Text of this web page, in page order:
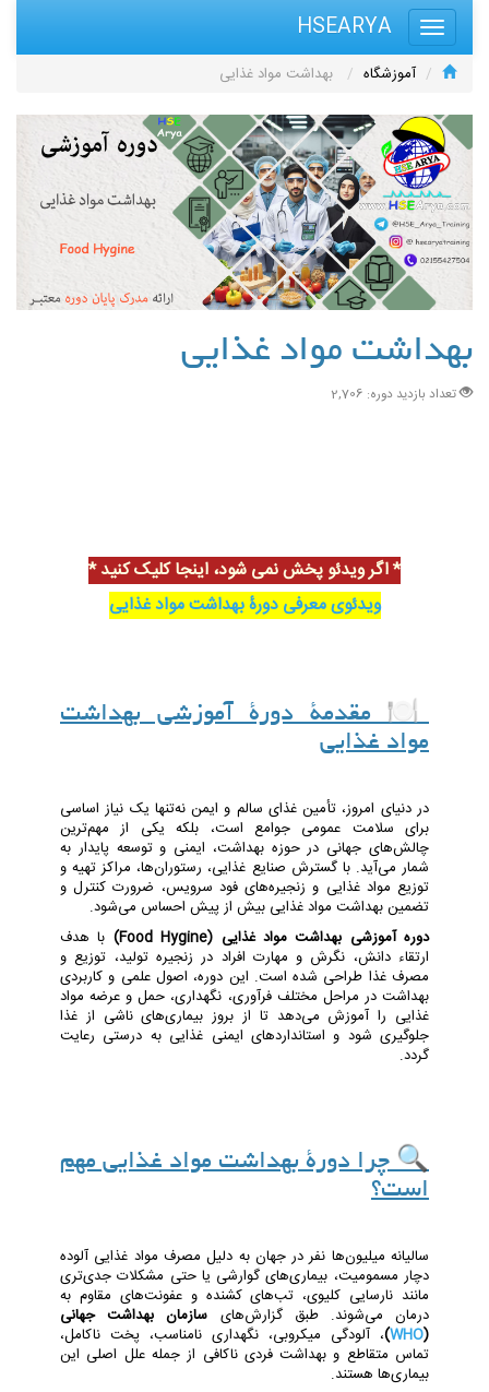
HSEARYA
آموزشگاه بهداشت مواد غذایی
بهداشت مواد غذایی
تعداد بازدید دوره: 2,706
* اگر ویدئو پخش نمی شود، اینجا کلیک کنید *
ویدئوی معرفی دورۀ بهداشت مواد غذایی
🍽️ مقدمۀ دورۀ آموزشی بهداشت
مواد غذایی
در دنیای امروز، تأمین غذای سالم و ایمن نه‌تنها یک نیاز اساسی
برای سلامت عمومی جوامع است، بلکه یکی از مهم‌ترین
چالش‌های جهانی در حوزه بهداشت، ایمنی و توسعه پایدار به
شمار می‌آید. با گسترش صنایع غذایی، رستوران‌ها، مراکز تهیه و
توزیع مواد غذایی و زنجیره‌های فود سرویس، ضرورت کنترل و
تضمین بهداشت مواد غذایی بیش از پیش احساس می‌شود.
دوره آموزشی بهداشت مواد غذایی (Food Hygine)
با هدف
ارتقاء دانش، نگرش و مهارت افراد در زنجیره تولید، توزیع و
مصرف غذا طراحی شده است. این دوره، اصول علمی و کاربردی
بهداشت در مراحل مختلف فرآوری، نگهداری، حمل و عرضه مواد
غذایی را آموزش می‌دهد تا از بروز بیماری‌های ناشی از غذا
جلوگیری شود و استانداردهای ایمنی غذایی به درستی رعایت
گردد.
🔍 چرا دورۀ بهداشت مواد غذایی مهم
است؟
سالیانه میلیون‌ها نفر در جهان به دلیل مصرف مواد غذایی آلوده
دچار مسمومیت، بیماری‌های گوارشی یا حتی مشکلات جدی‌تری
مانند نارسایی کلیوی، تب‌های کشنده و عفونت‌های مقاوم به
درمان می‌شوند. طبق گزارش‌های سازمان بهداشت جهانی
(
WHO
)، آلودگی میکروبی، نگهداری نامناسب، پخت ناکامل،
تماس متقاطع و بهداشت فردی ناکافی از جمله علل اصلی این
بیماری‌ها هستند.